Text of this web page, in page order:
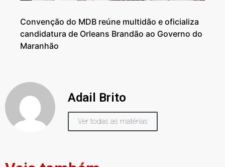
Convenção do MDB reúne multidão e oficializa
candidatura de Orleans Brandão ao Governo do
Maranhão
Adail Brito
Ver todas as matérias